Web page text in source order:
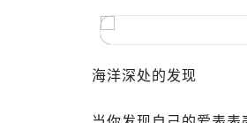
海洋深处的发现